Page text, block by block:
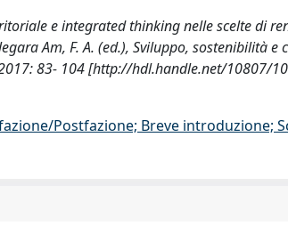
e integrated thinking nelle scelte di
Am, F. A. (ed.), Sviluppo, sostenibilità
83- 104 [http://hdl.handle.net/10807/
Postfazione; Breve introduzione;